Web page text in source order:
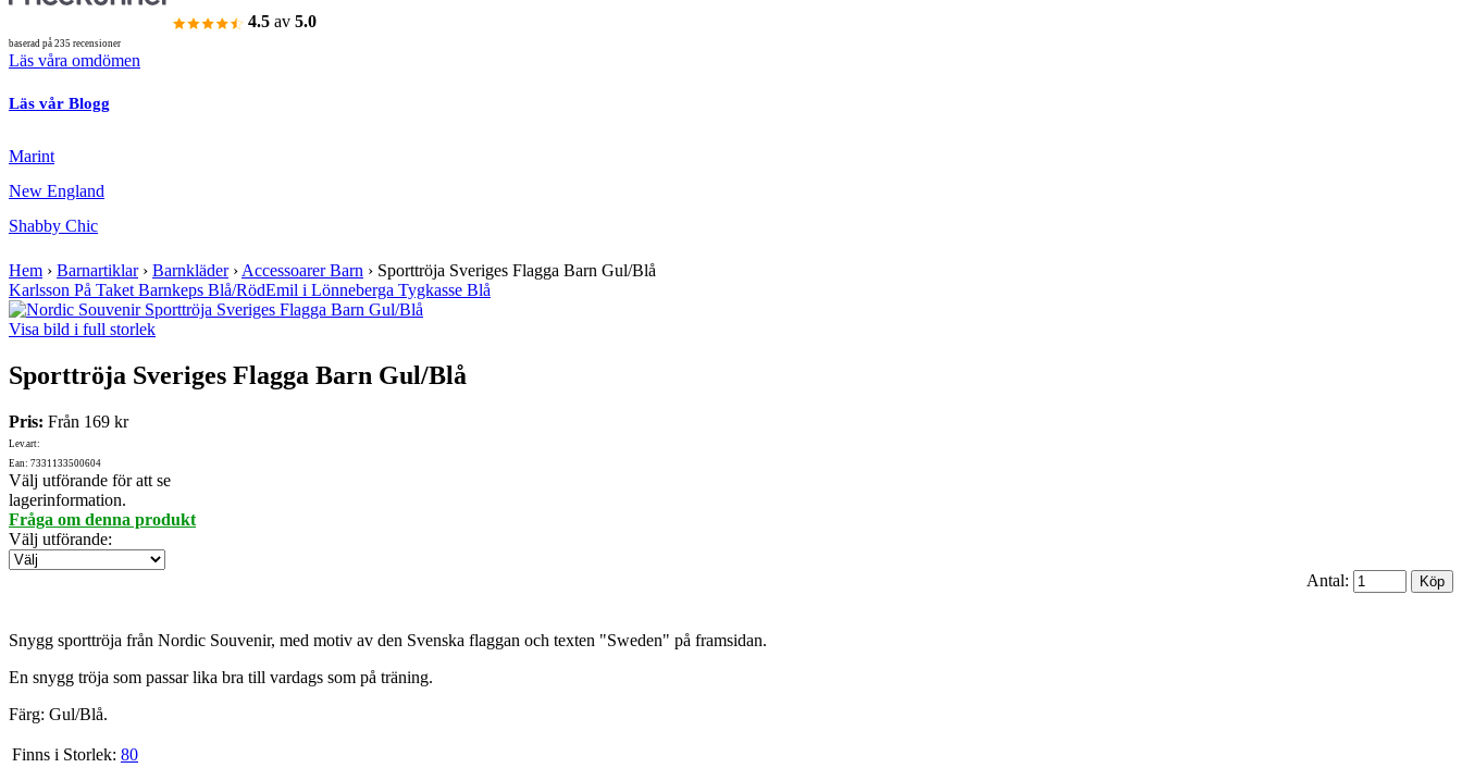
4.5 av 5.0
baserad på 235 recensioner
Läs våra omdömen
Läs vår Blogg
Marint
New England
Shabby Chic
Hem › Barnartiklar› Barnkläder›Accessoarer Barn › Sporttröja Sveriges Flagga Barn Gul/Blå
Karlsson På Taket Barnkeps Blå/RödEmil i Lönneberga Tygkasse Blå
Visa bild i full storlek
Sporttröja Sveriges Flagga Barn Gul/Blå
Pris: Från 169 kr
Lev.art:
Ean: 7331133500604
Välj utförande för att se
lagerinformation.
Fråga om denna produkt
Välj utförande:
Antal:
Snygg sporttröja från Nordic Souvenir, med motiv av den Svenska flaggan och texten "Sweden" på framsidan.
En snygg tröja som passar lika bra till vardags som på träning.
Färg: Gul/Blå.
Finns i Storlek: 80